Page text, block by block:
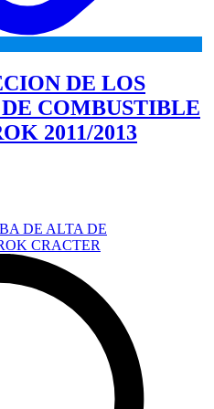
DE LOS
COMBUSTIBLE
2011/2013